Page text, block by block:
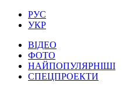
РУС
УКР
ВІДЕО
ФОТО
НАЙПОПУЛЯРНІШІ
СПЕЦПРОЕКТИ